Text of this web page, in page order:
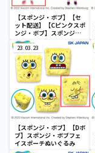
【スポンジ・ボブ】【セ
ット配送】【Cピンクスポ
ンジ・ボブ】スポンジ・
ボブレインボーGBぬいぐ
るみ
23.03.23
【スポンジ・ボブ】【Dボ
ブ】スポンジ・ボブフェ
イスポーチぬいぐるみ